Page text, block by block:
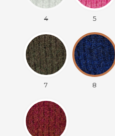
4 5
7 8